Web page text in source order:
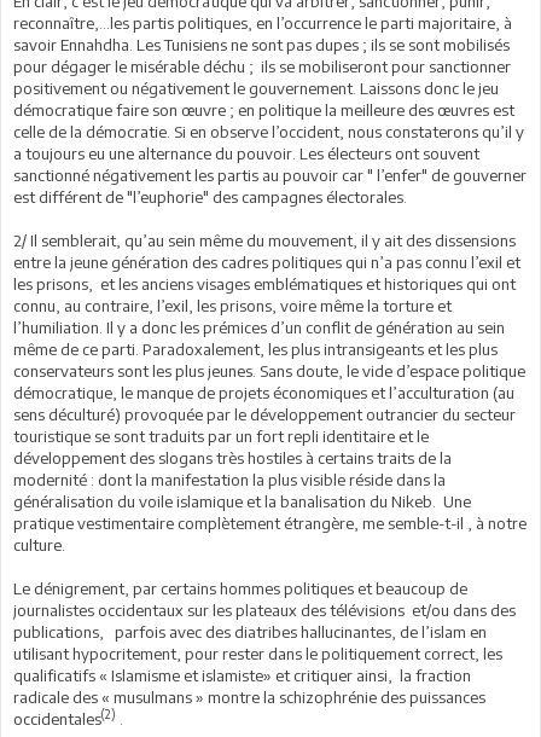
reconnaître,…les partis politiques, en l’occurrence le parti majoritaire, à
savoir Ennahdha. Les Tunisiens ne sont pas dupes ; ils se sont mobilisés
pour dégager le misérable déchu ; ils se mobiliseront pour sanctionner
positivement ou négativement le gouvernement. Laissons donc le jeu
démocratique faire son œuvre ; en politique la meilleure des œuvres est
celle de la démocratie. Si en observe l’occident, nous constaterons qu’il y
a toujours eu une alternance du pouvoir. Les électeurs ont souvent
sanctionné négativement les partis au pouvoir car ″ l’enfer″ de gouverner
est différent de ″l’euphorie″ des campagnes électorales.
2/ Il semblerait, qu’au sein même du mouvement, il y ait des dissensions
entre la jeune génération des cadres politiques qui n’a pas connu l’exil et
les prisons, et les anciens visages emblématiques et historiques qui ont
connu, au contraire, l’exil, les prisons, voire même la torture et
l’humiliation. Il y a donc les prémices d’un conflit de génération au sein
même de ce parti. Paradoxalement, les plus intransigeants et les plus
conservateurs sont les plus jeunes. Sans doute, le vide d’espace politique
démocratique, le manque de projets économiques et l’acculturation (au
sens déculturé) provoquée par le développement outrancier du secteur
touristique se sont traduits par un fort repli identitaire et le
développement des slogans très hostiles à certains traits de la
modernité : dont la manifestation la plus visible réside dans la
généralisation du voile islamique et la banalisation du Nikeb. Une
pratique vestimentaire complètement étrangère, me semble-t-il , à notre
culture.
Le dénigrement, par certains hommes politiques et beaucoup de
journalistes occidentaux sur les plateaux des télévisions et/ou dans des
publications, parfois avec des diatribes hallucinantes, de l’islam en
utilisant hypocritement, pour rester dans le politiquement correct, les
qualificatifs « Islamisme et islamiste» et critiquer ainsi, la fraction
radicale des « musulmans » montre la schizophrénie des puissances
occidentales(2)